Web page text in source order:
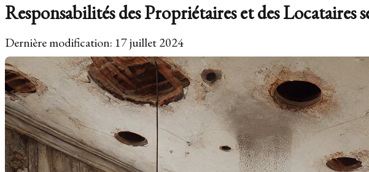
Responsabilités des Propriétaires et des
Dernière modification: 17 juillet 2024